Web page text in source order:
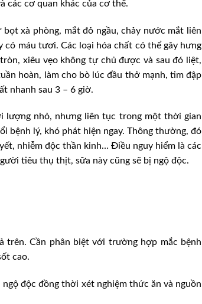
các cơ quan khác của cơ thể.
xà phòng, mắt đỏ ngầu, chảy nước mắt liên
máu tươi. Các loại hóa chất có thể gây hưng
xiêu vẹo không tự chủ được và sau đó liệt,
hoàn, làm cho bò lúc đầu thở mạnh, tim đập
nhanh sau 3 – 6 giờ.
lượng nhỏ, nhưng liên tục trong một thời gian
bệnh lý, khó phát hiện ngay. Thông thường, đó
nhiễm độc thần kinh… Điều nguy hiểm là các
tiêu thụ thịt, sữa này cũng sẽ bị ngộ độc.
trên. Cần phân biệt với trường hợp mắc bệnh
cao.
độc đồng thời xét nghiệm thức ăn và nguồn